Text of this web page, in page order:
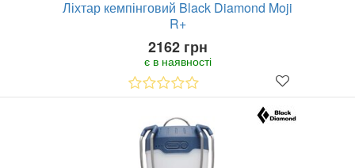
Ліхтар кемпінговий Black Diamond Moji
R+
2162 грн
є в наявності